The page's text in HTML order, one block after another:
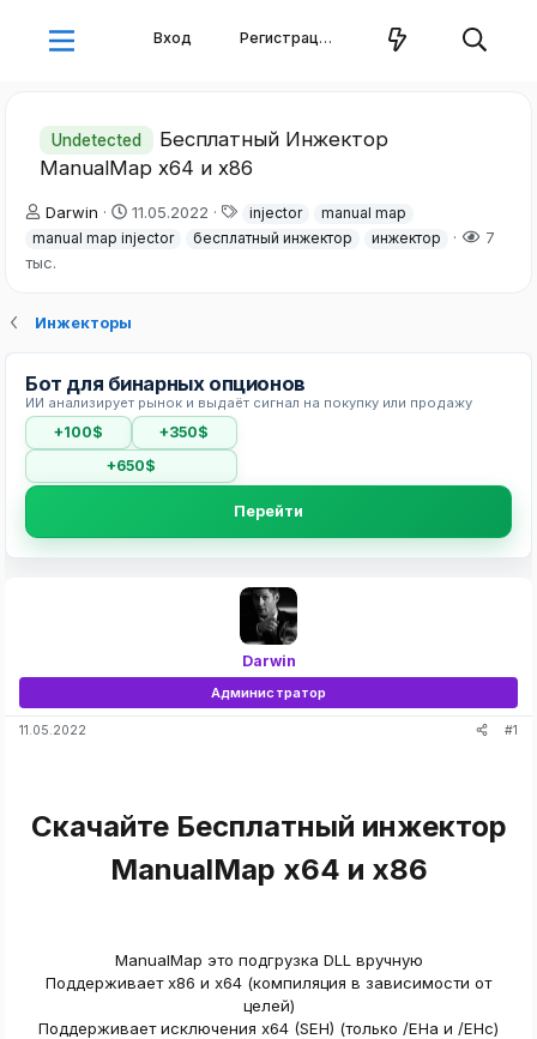
Вход Регистрация
Undetected
Бесплатный Инжектор
ManualMap x64 и x86
А
в
о
т
ы
Darwin
Д
а
т
л
а
11.05.2022
Т
е
injector
manual map
manual map injector
бесплатный инжектор инжектор
7
тыс.
Инжекторы
Бот для бинарных опционов
ИИ анализирует рынок и выдаёт сигнал на покупку или продажу
+100$
+350$
+650$
Перейти
Darwin
Администратор
11.05.2022 #1
Скачайте Бесплатный инжектор
ManualMap x64 и x86​
ManualMap это подгрузка DLL вручную
Поддерживает x86 и x64 (компиляция в зависимости от
целей)
Поддерживает исключения x64 (SEH) (только /EHa и /EHc)